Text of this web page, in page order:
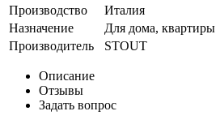
Производство
Италия
Назначение
Для дома, квартиры
Производитель
STOUT
Описание
Отзывы
Задать вопрос